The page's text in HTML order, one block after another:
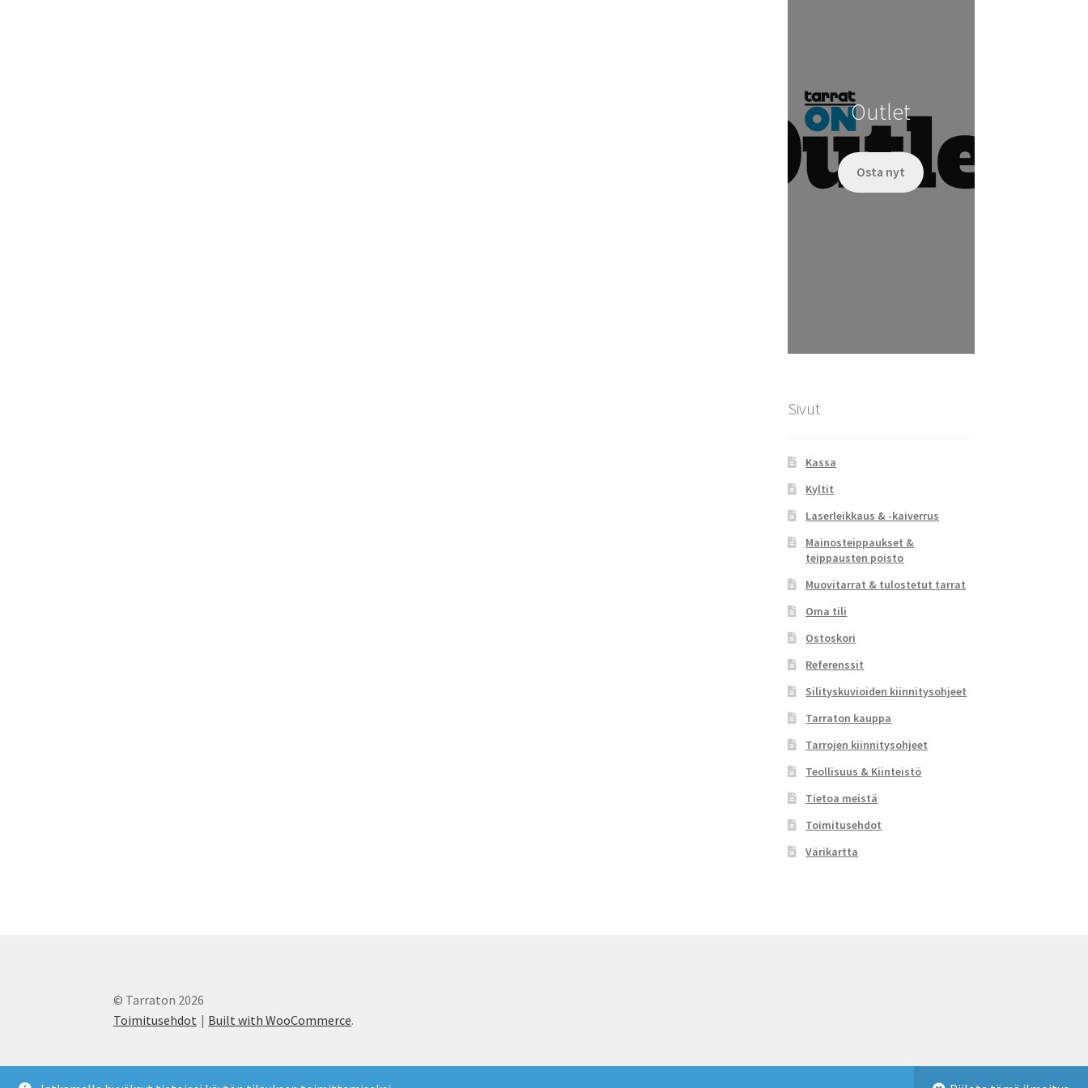
Outlet
Osta nyt
Sivut
Kassa
Kyltit
Laserleikkaus & -kaiverrus
Mainosteippaukset &
teippausten poisto
Muovitarrat & tulostetut tarrat
Oma tili
Ostoskori
Referenssit
Silityskuvioiden kiinnitysohjeet
Tarraton kauppa
Tarrojen kiinnitysohjeet
Teollisuus & Kiinteistö
Tietoa meistä
Toimitusehdot
Värikartta
© Tarraton 2026
Toimitusehdot
Built with WooCommerce.